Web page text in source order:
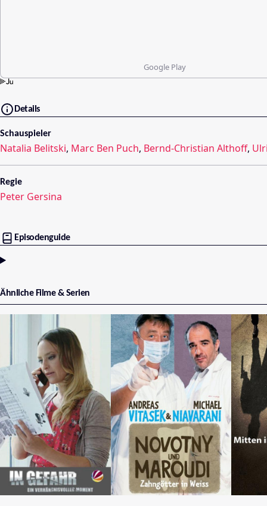
Google Play
Details
Schauspieler
Natalia Belitski, Marc Ben Puch, Bernd-Christian Althoff,
Regie
Peter Gersina
Episodenguide
Ähnliche Filme & Serien